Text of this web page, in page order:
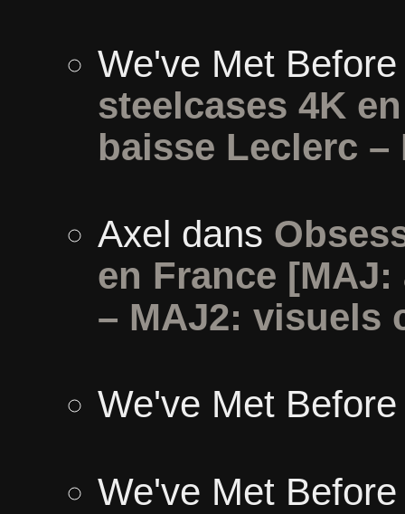
We've Met Before
steelcases 4K
baisse Leclerc
Axel dans
en France
– MAJ2: visuels
We've Met Before
We've Met Before